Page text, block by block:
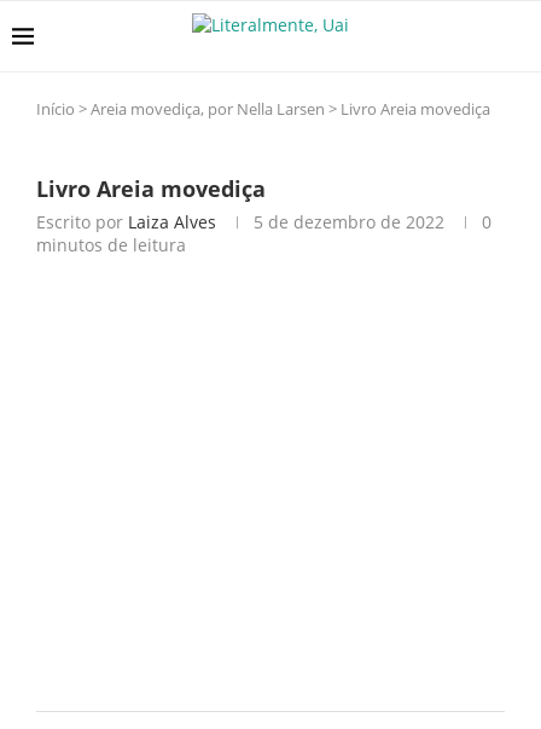
Início >Areia movediça, por Nella Larsen > Livro Areia movediça
Livro Areia movediça
Escrito por Laiza Alves 5 de dezembro de 2022
0
minutos de leitura